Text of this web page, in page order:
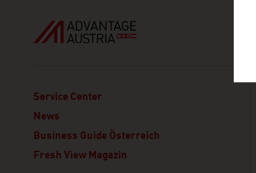
Service Center
News
Business Guide Österreich
Fresh View Magazin